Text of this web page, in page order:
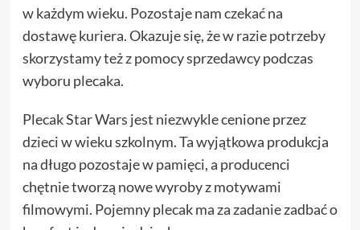
w każdym wieku. Pozostaje nam czekać na
dostawę kuriera. Okazuje się, że w razie potrzeby
skorzystamy też z pomocy sprzedawcy podczas
wyboru plecaka.
Plecak Star Wars jest niezwykle cenione przez
dzieci w wieku szkolnym. Ta wyjątkowa produkcja
na długo pozostaje w pamięci, a producenci
chętnie tworzą nowe wyroby z motywami
filmowymi. Pojemny plecak ma za zadanie zadbać o